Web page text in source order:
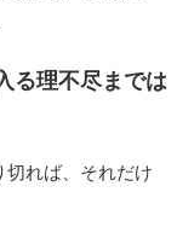
る理不尽までは
切れば、それだけ